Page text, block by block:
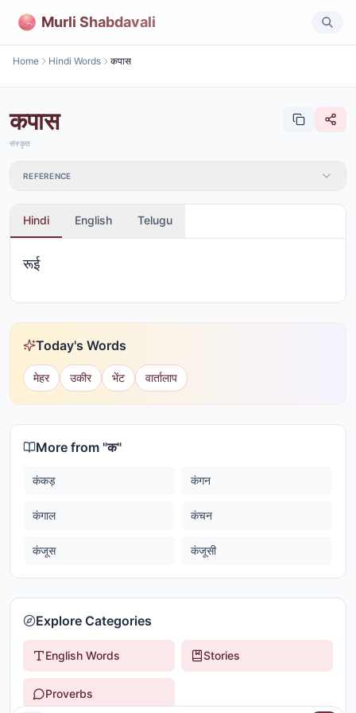
Murli Shabdavali
Home Hindi Words कपास
कपास
संस्कृत
REFERENCE
Hindi English Telugu
रूई
Today's Words
मेहर उकीर भेंट वार्तालाप
More from "क"
कंकड़ कंगन
कंगाल कंचन
कंजूस कंजूसी
Explore Categories
English Words Stories
Proverbs